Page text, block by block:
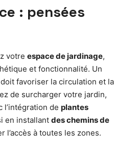
: pensées
votre espace de jardinage,
et fonctionnalité. Un
favoriser la circulation et la
de surcharger votre jardin,
l’intégration de plantes
en installant des chemins de
l’accès à toutes les zones.